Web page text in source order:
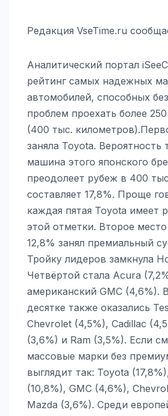
Редакция VseTime.ru
Аналитический портал
рейтинг самых надежных
автомобилей, способных
проблем проехать более
(400 тыс.
заняла Toyota. Вероятность
машина этого японского
преодолеет рубеж в 400
составляет 17,8%. Проще
каждая пятая Toyota имеет
этой отметки. Второе
12,8% занял премиальный
Тройку лидеров замкнула
Четвёртой стала Acura
американский GMC (4,6%).
десятке также оказались
Chevrolet (4,5%), Cadillac
(3,6%) и Ram (3,5%). Если
массовые марки без
выглядит так: Toyota
(10,8%), GMC (4,6%),
Mazda (3,6%). Среди